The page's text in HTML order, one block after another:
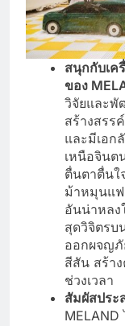
สนุกกับเค
ของ
วิจัยและพั
สร้างสรร
และมีเอก
เหนือจินต
ตื่นตาตื่นใ
ม้าหมุนแฟ
อันน่าหลง
สุดวิจิตรบ
ออกผจญภั
สีสัน สร้า
ช่วงเวลา
สัมผัสประ